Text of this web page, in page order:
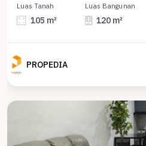
Luas Tanah
105 m²
Luas Bangunan
120 m²
PROPEDIA